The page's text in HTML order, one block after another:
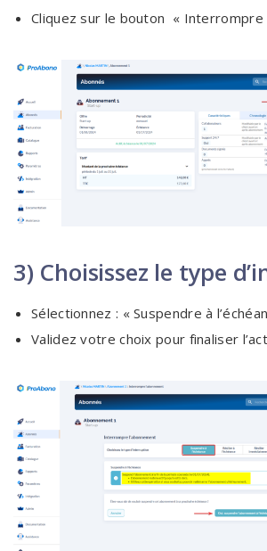
Cliquez sur le bouton « Interrompre
3) Choisissez le type
Sélectionnez : « Suspendre à
Validez votre choix pour finaliser